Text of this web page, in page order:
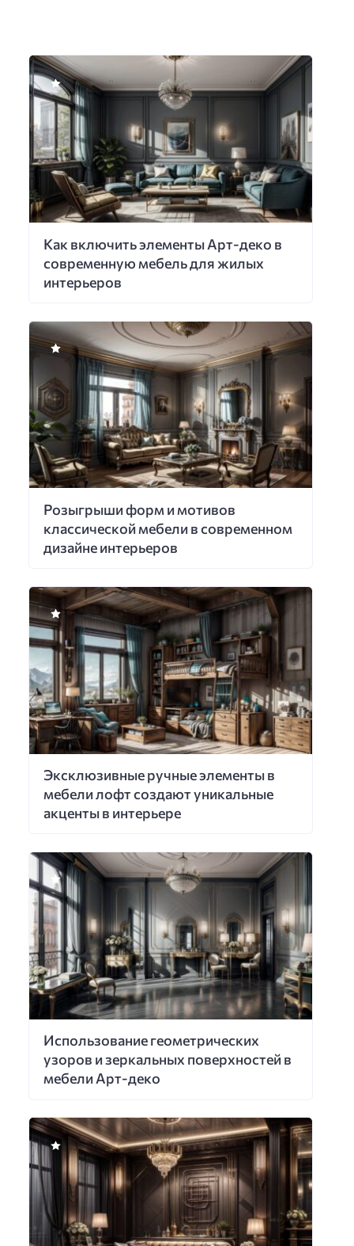
Как включить элементы Арт-деко в
современную мебель для жилых
интерьеров
Розыгрыши форм и мотивов
классической мебели в современном
дизайне интерьеров
Эксклюзивные ручные элементы в
мебели лофт создают уникальные
акценты в интерьере
Использование геометрических
узоров и зеркальных поверхностей в
мебели Арт-деко